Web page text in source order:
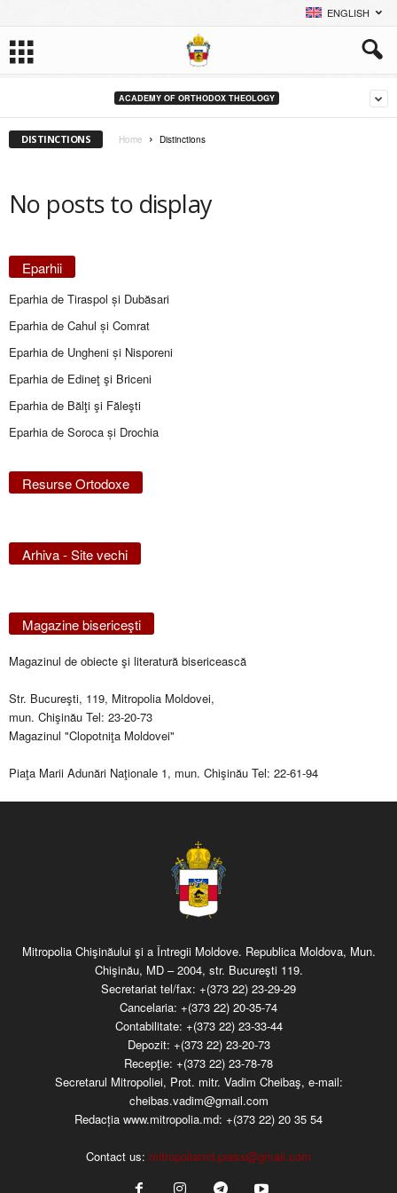
ENGLISH
ACADEMY OF ORTHODOX THEOLOGY
DISTINCTIONS Home Distinctions
No posts to display
Eparhii
Eparhia de Tiraspol și Dubăsari
Eparhia de Cahul și Comrat
Eparhia de Ungheni și Nisporeni
Eparhia de Edineţ şi Briceni
Eparhia de Bălţi şi Făleşti
Eparhia de Soroca și Drochia
Resurse Ortodoxe
Arhiva - Site vechi
Magazine bisericeşti
Magazinul de obiecte şi literatură bisericească
Str. Bucureşti, 119, Mitropolia Moldovei,
mun. Chişinău Tel: 23-20-73
Magazinul "Clopotniţa Moldovei"
Piaţa Marii Adunări Naţionale 1, mun. Chişinău Tel: 22-61-94
Mitropolia Chişinăului şi a Întregii Moldove. Republica Moldova, Mun.
Chişinău, MD – 2004, str. Bucureşti 119.
Secretariat tel/fax: +(373 22) 23-29-29
Cancelaria: +(373 22) 20-35-74
Contabilitate: +(373 22) 23-33-44
Depozit: +(373 22) 23-20-73
Recepţie: +(373 22) 23-78-78
Secretarul Mitropoliei, Prot. mitr. Vadim Cheibaş, e-mail:
cheibas.vadim@gmail.com
Redacția www.mitropolia.md: +(373 22) 20 35 54
Contact us: mitropoliamd.press@gmail.com